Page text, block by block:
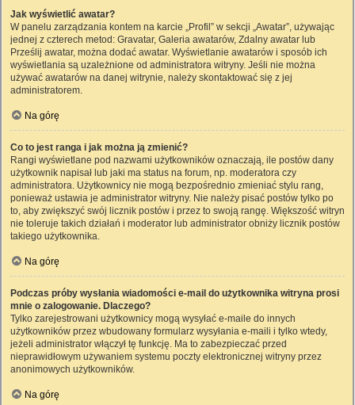
Jak wyświetlić awatar?
W panelu zarządzania kontem na karcie „Profil” w sekcji „Awatar”, używając
jednej z czterech metod: Gravatar, Galeria awatarów, Zdalny awatar lub
Prześlij awatar, można dodać awatar. Wyświetlanie awatarów i sposób ich
wyświetlania są uzależnione od administratora witryny. Jeśli nie można
używać awatarów na danej witrynie, należy skontaktować się z jej
administratorem.
Na górę
Co to jest ranga i jak można ją zmienić?
Rangi wyświetlane pod nazwami użytkowników oznaczają, ile postów dany
użytkownik napisał lub jaki ma status na forum, np. moderatora czy
administratora. Użytkownicy nie mogą bezpośrednio zmieniać stylu rang,
ponieważ ustawia je administrator witryny. Nie należy pisać postów tylko po
to, aby zwiększyć swój licznik postów i przez to swoją rangę. Większość witryn
nie toleruje takich działań i moderator lub administrator obniży licznik postów
takiego użytkownika.
Na górę
Podczas próby wysłania wiadomości e-mail do użytkownika witryna prosi
mnie o zalogowanie. Dlaczego?
Tylko zarejestrowani użytkownicy mogą wysyłać e-maile do innych
użytkowników przez wbudowany formularz wysyłania e-maili i tylko wtedy,
jeżeli administrator włączył tę funkcję. Ma to zabezpieczać przed
nieprawidłowym używaniem systemu poczty elektronicznej witryny przez
anonimowych użytkowników.
Na górę